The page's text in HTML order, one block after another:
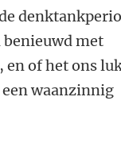
met
en of het ons
waanzinnig